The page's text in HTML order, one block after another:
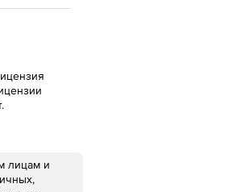
лицам и